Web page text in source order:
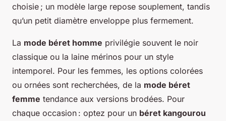
choisie ; un modèle large repose souplement, tandis
qu’un petit diamètre enveloppe plus fermement.
La mode béret homme privilégie souvent le noir
classique ou la laine mérinos pour un style
intemporel. Pour les femmes, les options colorées
ou ornées sont recherchées, de la mode béret
femme tendance aux versions brodées. Pour
chaque occasion : optez pour un béret kangourou